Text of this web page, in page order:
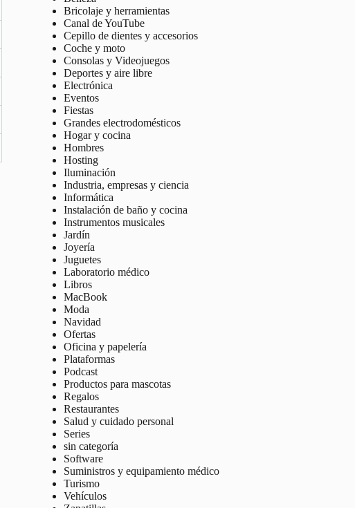
Bricolaje y herramientas
Canal de YouTube
Cepillo de dientes y accesorios
Coche y moto
Consolas y Videojuegos
Deportes y aire libre
Electrónica
Eventos
Fiestas
Grandes electrodomésticos
Hogar y cocina
Hombres
Hosting
Iluminación
Industria, empresas y ciencia
Informática
Instalación de baño y cocina
Instrumentos musicales
Jardín
Joyería
Juguetes
Laboratorio médico
Libros
MacBook
Moda
Navidad
Ofertas
Oficina y papelería
Plataformas
Podcast
Productos para mascotas
Regalos
Restaurantes
Salud y cuidado personal
Series
sin categoría
Software
Suministros y equipamiento médico
Turismo
Vehículos